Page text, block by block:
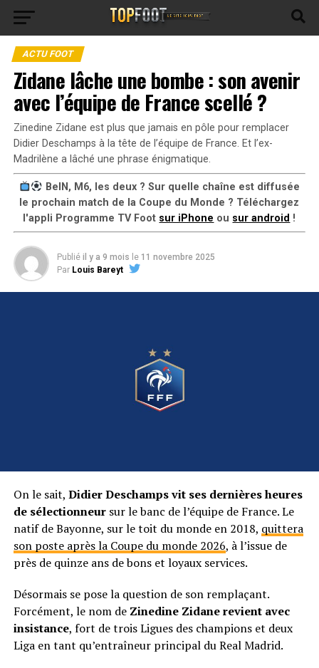
ACTU FOOT
Zidane lâche une bombe : son avenir
avec l’équipe de France scellé ?
Zinedine Zidane est plus que jamais en pôle pour remplacer
Didier Deschamps à la tête de l’équipe de France. Et l’ex-
Madrilène a lâché une phrase énigmatique.
BeIN, M6, les deux ? Sur quelle chaîne est diffusée
le prochain match de la Coupe du Monde ? Téléchargez
l'appli Programme TV Foot sur iPhone ou sur android !
Publié il y a 9 mois le 11 novembre 2025
Par Louis Bareyt
On le sait, Didier Deschamps vit ses dernières heures
de sélectionneursur le banc de l’équipe de France. Le
natif de Bayonne, sur le toit du monde en 2018, quittera
son poste après la Coupe du monde 2026, à l’issue de
près de quinze ans de bons et loyaux services.
Désormais se pose la question de son remplaçant.
Forcément, le nom de Zinedine Zidane revient avec
insistance, fort de trois Ligues des champions et deux
Liga en tant qu’entraîneur principal du Real Madrid.